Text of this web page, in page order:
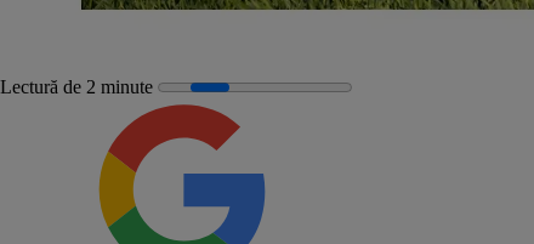
Lectură de 2 minute